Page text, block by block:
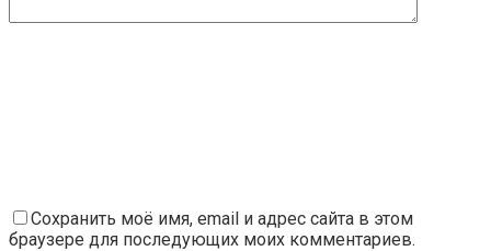
Сохранить моё имя, email и адрес сайта в этом
браузере для последующих моих комментариев.